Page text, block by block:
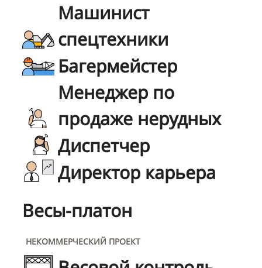
Машинист
спецтехники
Багермейстер
Менеджер по
продаже нерудных
Диспетчер
Директор карьера
Весы-платон
НЕКОММЕРЧЕСКИЙ ПРОЕКТ